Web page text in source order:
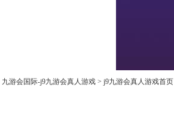
九游会国际-j9九游会真人游戏 > j9九游会真人游戏首页